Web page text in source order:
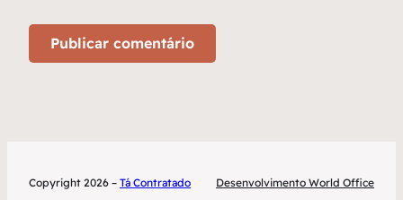
Copyright 2026 – Tá Contratado Desenvolvimento World Office